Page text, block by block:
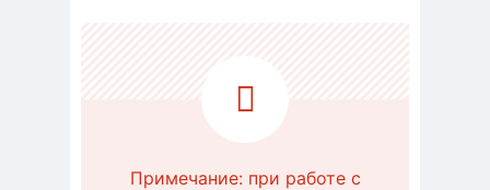
Примечание: при работе с